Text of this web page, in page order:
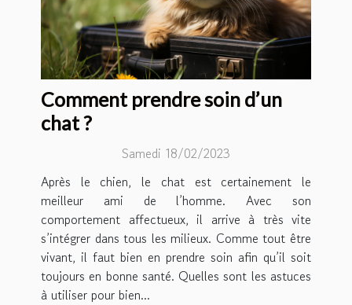
Comment prendre soin d’un
chat ?
Samedi 18/02/2023
Après le chien, le chat est certainement le
meilleur ami de l’homme. Avec son
comportement affectueux, il arrive à très vite
s’intégrer dans tous les milieux. Comme tout être
vivant, il faut bien en prendre soin afin qu’il soit
toujours en bonne santé. Quelles sont les astuces
à utiliser pour bien...